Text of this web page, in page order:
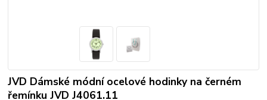
JVD Dámské módní ocelové hodinky na černém
řemínku JVD J4061.11